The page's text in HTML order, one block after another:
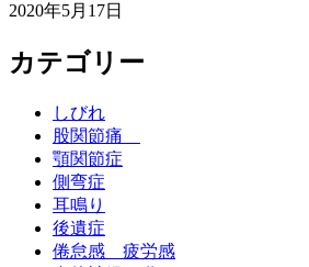
2020年5月17日
カテゴリー
しびれ
股関節痛
顎関節症
側弯症
耳鳴り
後遺症
倦怠感 疲労感